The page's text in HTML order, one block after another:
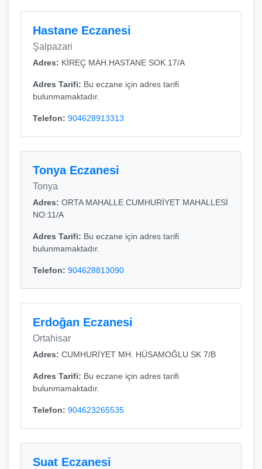
Hastane Eczanesi
Şalpazari
Adres: KİREÇ MAH.HASTANE SOK.17/A
Adres Tarifi: Bu eczane için adres tarifi
bulunmamaktadır.
Telefon: 904628913313
Tonya Eczanesi
Tonya
Adres: ORTA MAHALLE CUMHURİYET MAHALLESİ
NO:11/A
Adres Tarifi: Bu eczane için adres tarifi
bulunmamaktadır.
Telefon: 904628813090
Erdoğan Eczanesi
Ortahisar
Adres: CUMHURİYET MH. HÜSAMOĞLU SK 7/B
Adres Tarifi: Bu eczane için adres tarifi
bulunmamaktadır.
Telefon: 904623265535
Suat Eczanesi